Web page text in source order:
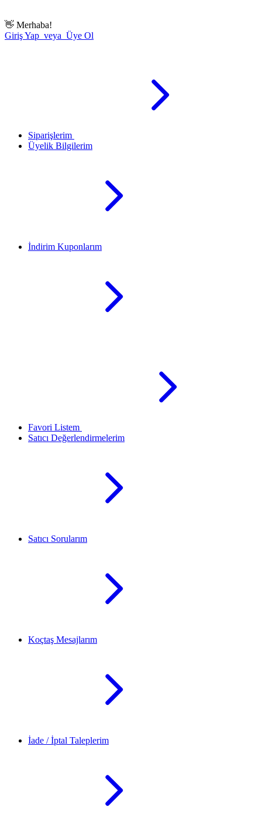
👋 Merhaba!
Giriş Yap veya Üye Ol
Siparişlerim
Üyelik Bilgilerim
İndirim Kuponlarım
Favori Listem
Satıcı Değerlendirmelerim
Satıcı Sorularım
Koçtaş Mesajlarım
İade / İptal Taleplerim